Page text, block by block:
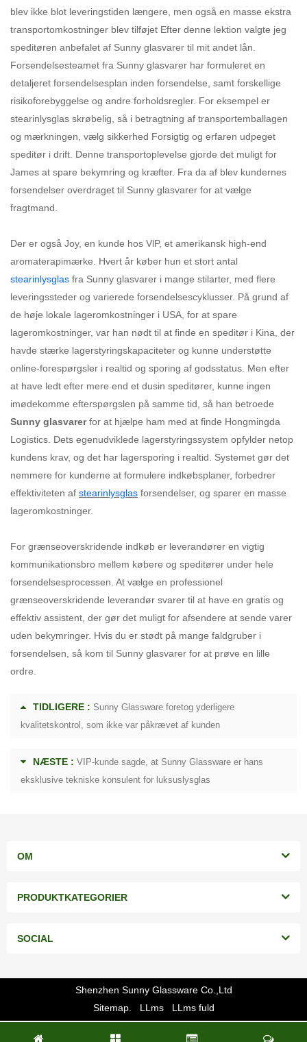
blev ikke blot leveringstiden længere, men også en masse ekstra
transportomkostninger blev tilføjet Efter denne lektion valgte jeg
speditøren anbefalet af Sunny glasvarer til mit andet lån.
Forsendelsesteamet fra Sunny glasvarer har formuleret en
detaljeret forsendelsesplan inden forsendelse, samt forskellige
risikoforebyggelse og andre forholdsregler. For eksempel er
stearinlysglas skrøbelig, så i betragtning af transportemballagen
og mærkningen, vælg sikkerhed Forsigtig og erfaren udpeget
speditør i drift. Denne transportoplevelse gjorde det muligt for
James at spare bekymring og kræfter. Fra da af blev kundernes
forsendelser overdraget til Sunny glasvarer for at vælge
fragtmand.
Der er også Joy, en kunde hos VlP, et amerikansk high-end
aromaterapimærke. Hvert år køber hun et stort antal
stearinlysglas fra Sunny glasvarer i mange stilarter, med flere
leveringssteder og varierede forsendelsescyklusser. På grund af
de høje lokale lageromkostninger i USA, for at spare
lageromkostninger, var han nødt til at finde en speditør i Kina, der
havde stærke lagerstyringskapaciteter og kunne understøtte
online-forespørgsler i realtid og sporing af godsstatus. Men efter
at have ledt efter mere end et dusin speditører, kunne ingen
imødekomme efterspørgslen på samme tid, så han betroede
Sunny glasvarerfor at hjælpe ham med at finde Hongmingda
Logistics. Dets egenudviklede lagerstyringssystem opfylder netop
kundens krav, og det har lagersporing i realtid. Systemet gør det
nemmere for kunderne at formulere indkøbsplaner, forbedrer
effektiviteten af stearinlysglas forsendelser, og sparer en masse
lageromkostninger.
For grænseoverskridende indkøb er leverandører en vigtig
kommunikationsbro mellem købere og speditører under hele
forsendelsesprocessen. At vælge en professionel
grænseoverskridende leverandør svarer til at have en gratis og
effektiv assistent, der gør det muligt for afsendere at sende varer
uden bekymringer. Hvis du er stødt på mange faldgruber i
forsendelsen, så kom til Sunny glasvarer for at prøve en lille
ordre.
TIDLIGERE : Sunny Glassware foretog yderligere
kvalitetskontrol, som ikke var påkrævet af kunden
NÆSTE : VIP-kunde sagde, at Sunny Glassware er hans
eksklusive tekniske konsulent for luksuslysglas
OM
PRODUKTKATEGORIER
SOCIAL
Shenzhen Sunny Glassware Co.,Ltd
Sitemap.
LLms LLms fuld